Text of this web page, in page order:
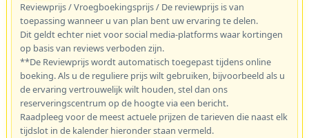
Reviewprijs / Vroegboekingsprijs / De reviewprijs is van
toepassing wanneer u van plan bent uw ervaring te delen.
Dit geldt echter niet voor social media-platforms waar kortingen
op basis van reviews verboden zijn.
**De Reviewprijs wordt automatisch toegepast tijdens online
boeking. Als u de reguliere prijs wilt gebruiken, bijvoorbeeld als u
de ervaring vertrouwelijk wilt houden, stel dan ons
reserveringscentrum op de hoogte via een bericht.
Raadpleeg voor de meest actuele prijzen de tarieven die naast elk
tijdslot in de kalender hieronder staan vermeld.